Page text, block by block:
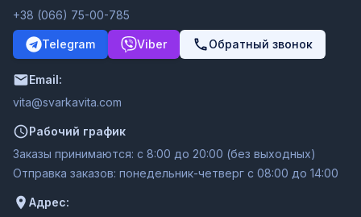
+38 (066) 75-00-785
Telegram Viber Обратный звонок
Email:
moc.ativakravs@ativ
Рабочий график
Заказы принимаются: с 8:00 до 20:00 (без выходных)
Отправка заказов: понедельник-четверг с 08:00 до 14:00
Адрес: